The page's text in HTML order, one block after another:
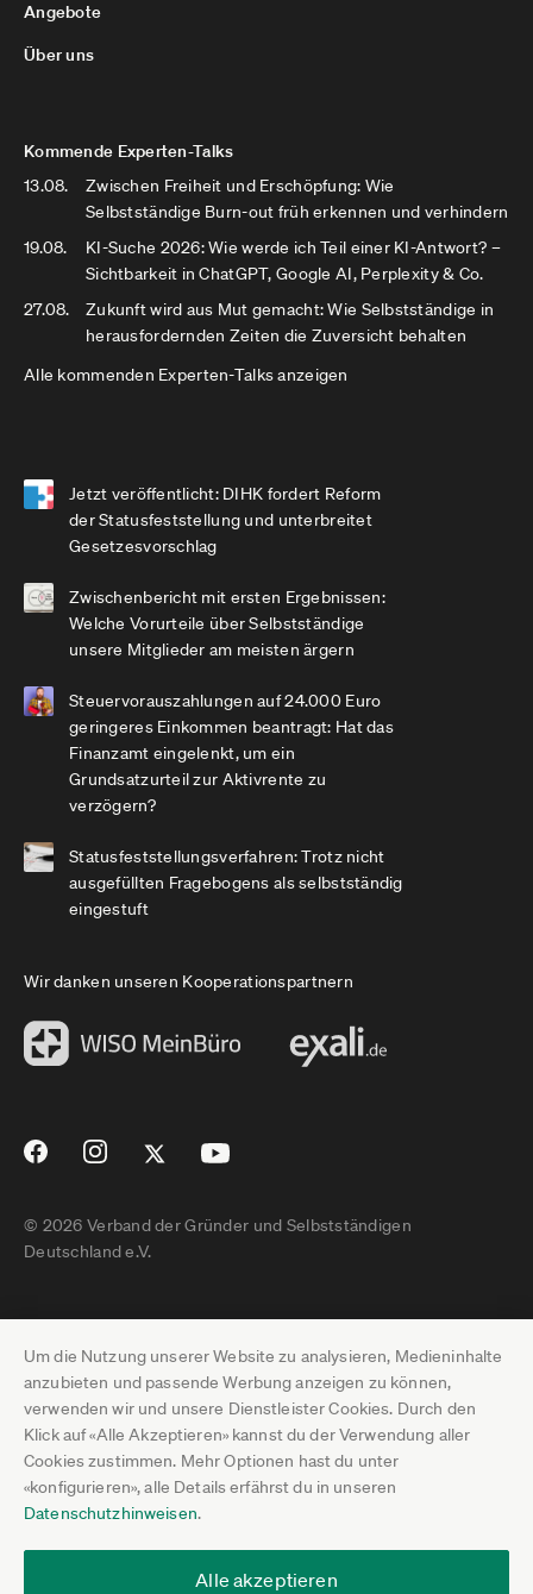
Um die Nutzung unserer Website zu analysieren, Medieninhalte
anzubieten und passende Werbung anzeigen zu können,
verwenden wir und unsere Dienstleister Cookies. Durch den
Klick auf «Alle Akzeptieren» kannst du der Verwendung aller
Cookies zustimmen. Mehr Optionen hast du unter
«konfigurieren», alle Details erfährst du in unseren
Datenschutzhinweisen.
Alle akzeptieren
Angebote
Über uns
Kommende Experten-Talks
13.08.
Zwischen Freiheit und Erschöpfung: Wie
Selbstständige Burn-out früh erkennen und verhindern
19.08.
KI-Suche 2026: Wie werde ich Teil einer KI-Antwort? –
Sichtbarkeit in ChatGPT, Google AI, Perplexity & Co.
27.08.
Zukunft wird aus Mut gemacht: Wie Selbstständige in
herausfordernden Zeiten die Zuversicht behalten
Alle kommenden Experten-Talks anzeigen
Jetzt veröffentlicht: DIHK fordert Reform
der Statusfeststellung und unterbreitet
Gesetzesvorschlag
Zwischenbericht mit ersten Ergebnissen:
Welche Vorurteile über Selbstständige
unsere Mitglieder am meisten ärgern
Steuervorauszahlungen auf 24.000 Euro
geringeres Einkommen beantragt: Hat das
Finanzamt eingelenkt, um ein
Grundsatzurteil zur Aktivrente zu
verzögern?
Statusfeststellungsverfahren: Trotz nicht
ausgefüllten Fragebogens als selbstständig
eingestuft
Wir danken unseren Kooperationspartnern
© 2026 Verband der Gründer und Selbstständigen
Deutschland e.V.
Impressum
Datenschutz
Pressebereich
Jobs